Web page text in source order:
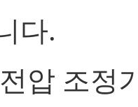
다.
압 조정